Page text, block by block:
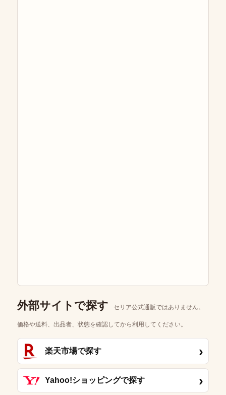
外部サイトで探す セリア公式通販ではありません。
価格や送料、出品者、状態を確認してから利用してください。
楽天市場で探す ›
Yahoo!ショッピングで探す ›